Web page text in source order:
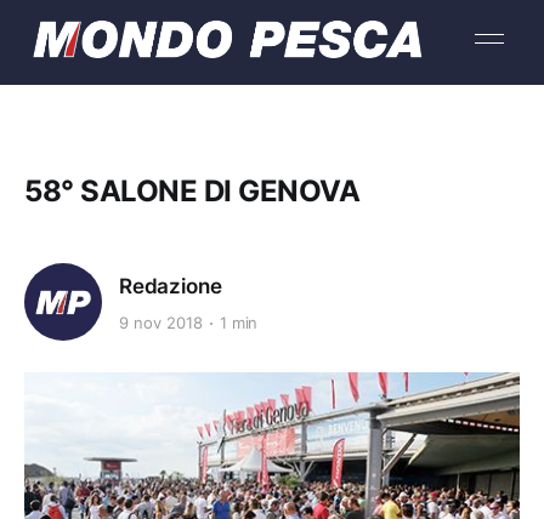
58° SALONE DI GENOVA
Redazione
9 nov 2018 1 min